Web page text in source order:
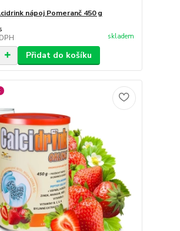
nápoj Pomeranč 450 g
skladem
Přidat do košíku